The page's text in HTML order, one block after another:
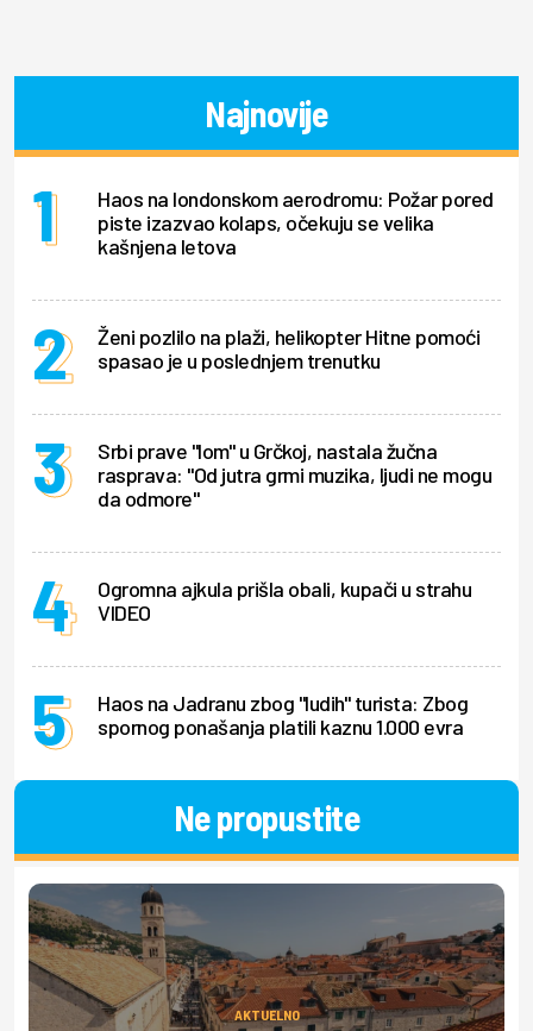
Najnovije
Haos na londonskom aerodromu: Požar pored
piste izazvao kolaps, očekuju se velika
kašnjena letova
Ženi pozlilo na plaži, helikopter Hitne pomoći
spasao je u poslednjem trenutku
Srbi prave "lom" u Grčkoj, nastala žučna
rasprava: "Od jutra grmi muzika, ljudi ne mogu
da odmore"
Ogromna ajkula prišla obali, kupači u strahu
VIDEO
Haos na Jadranu zbog "ludih" turista: Zbog
spornog ponašanja platili kaznu 1.000 evra
Ne propustite
AKTUELNO